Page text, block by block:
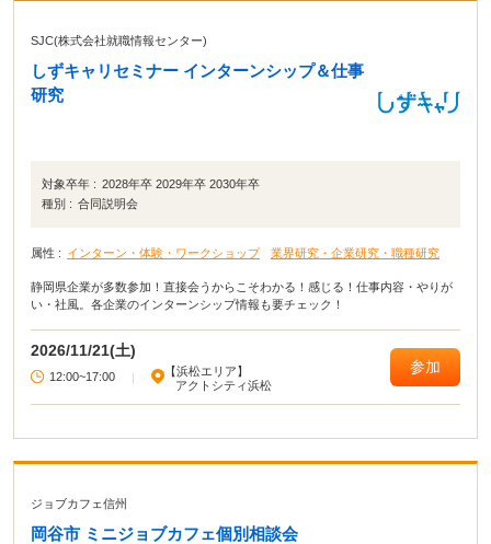
SJC(株式会社就職情報センター)
しずキャリセミナー インターンシップ＆仕事
研究
対象卒年 : 2028年卒 2029年卒 2030年卒
種別 : 合同説明会
属性 : インターン・体験・ワークショップ 業界研究・企業研究・職種研究
静岡県企業が多数参加！直接会うからこそわかる！感じる！仕事内容・やりが
い・社風。各企業のインターンシップ情報も要チェック！
2026/11/21(土)
12:00~17:00
【浜松エリア】
アクトシティ浜松
参加
ジョブカフェ信州
岡谷市 ミニジョブカフェ個別相談会